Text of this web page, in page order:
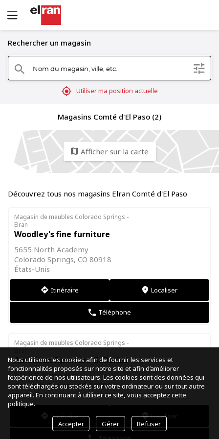
Rechercher un magasin
search Nom du magasin, ville, etc. filter
mylocation Utiliser ma position actuelle
Magasins Comté d'El Paso (2)
map Afficher sur la carte
Découvrez tous nos magasins Elran Comté d'El Paso
Magasin de meubles Colorado Springs -
Elran
Woodley's fine furniture
5655 North Academy
Colorado Springs, CO 80918
États-Unis
direction Itinéraire markers Localiser
phone Téléphone
Magasin de meubles Colorado Springs -
American Furniture Galleries
3212 E. Platte Ave
Colorado Springs, CO 80909
États-Unis
direction Itinéraire markers Localiser
Nous utilisons les cookies afin de fournir les services et
fonctionnalités proposés sur notre site et afin d’améliorer
l’expérience de nos utilisateurs. Les cookies sont des données qui
sont téléchargés ou stockés sur votre ordinateur ou sur tout autre
appareil. En continuant à utiliser ce site, vous acceptez cette
politique.
Accepter Gérer Refuser